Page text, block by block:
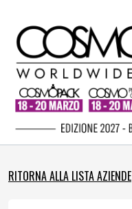
RITORNA ALLA LISTA AZIENDE